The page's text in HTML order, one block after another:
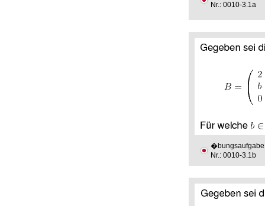
Nr.: 0010-3.1a
�bungsaufgabe
Nr.: 0010-3.1b